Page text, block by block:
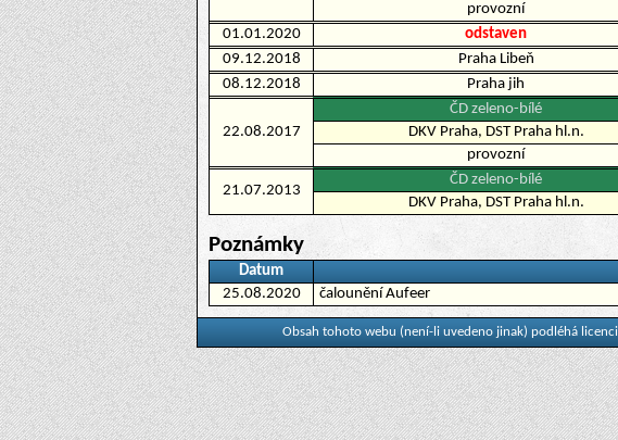
provozní
01.01.2020
odstaven
09.12.2018
Praha Libeň
08.12.2018
Praha jih
22.08.2017
ČD zeleno-bílé
DKV Praha, DST Praha hl.n.
provozní
21.07.2013
ČD zeleno-bílé
DKV Praha, DST Praha hl.n.
Poznámky
Datum
25.08.2020
čalounění Aufeer
Obsah tohoto webu (není-li uvedeno jinak) podléhá licenci